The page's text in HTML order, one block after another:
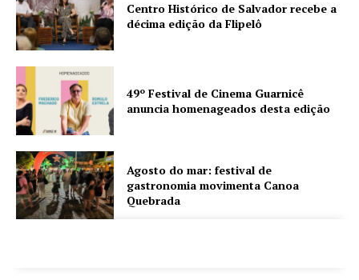
Centro Histórico de Salvador recebe a
décima edição da Flipelô
49º Festival de Cinema Guarnicê
anuncia homenageados desta edição
Agosto do mar: festival de
gastronomia movimenta Canoa
Quebrada